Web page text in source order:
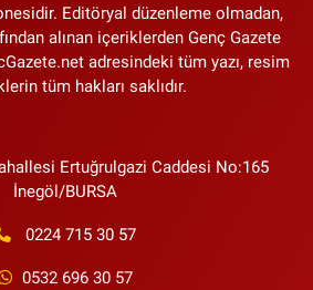
Editöryal düzenleme olmadan,
alınan içeriklerden Genç Gazete
adresindeki tüm yazı, resim
tüm hakları saklıdır.
Ertuğrulgazi Caddesi No:165
İnegöl/BURSA
0224 715 30 57
0532 696 30 57